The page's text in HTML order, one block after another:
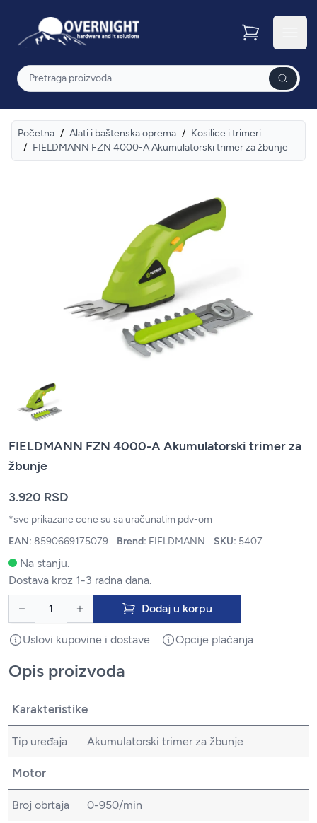
Overnight
Pretraga
Početna / Alati i baštenska oprema / Kosilice i trimeri
/ FIELDMANN FZN 4000-A Akumulatorski trimer za žbunje
FIELDMANN FZN 4000-A Akumulatorski trimer za
žbunje
3.920 RSD
*sve prikazane cene su sa uračunatim pdv-om
EAN: 8590669175079 Brend: FIELDMANN SKU: 5407
Na stanju.
Dostava kroz 1-3 radna dana.
Dodaj u korpu
Uslovi kupovine i dostave Opcije plaćanja
Opis proizvoda
Karakteristike
Tip uređaja Akumulatorski trimer za žbunje
Motor
Broj obrtaja 0-950/min